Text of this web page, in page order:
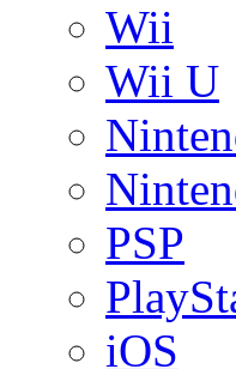
Wii
Wii U
PSP
iOS